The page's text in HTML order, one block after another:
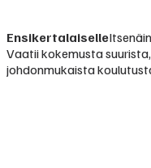
Ensikertalaiselle
Vaatii kokemusta
johdonmukaista